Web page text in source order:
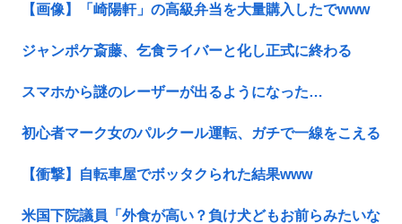
【画像】「崎陽軒」の高級弁当を大量購入したでwww
ジャンポケ斎藤、乞食ライバーと化し正式に終わる
スマホから謎のレーザーが出るようになった…
初心者マーク女のパルクール運転、ガチで一線をこえる
【衝撃】自転車屋でボッタクられた結果www
米国下院議員「外食が高い？負け犬どもお前らみたいな